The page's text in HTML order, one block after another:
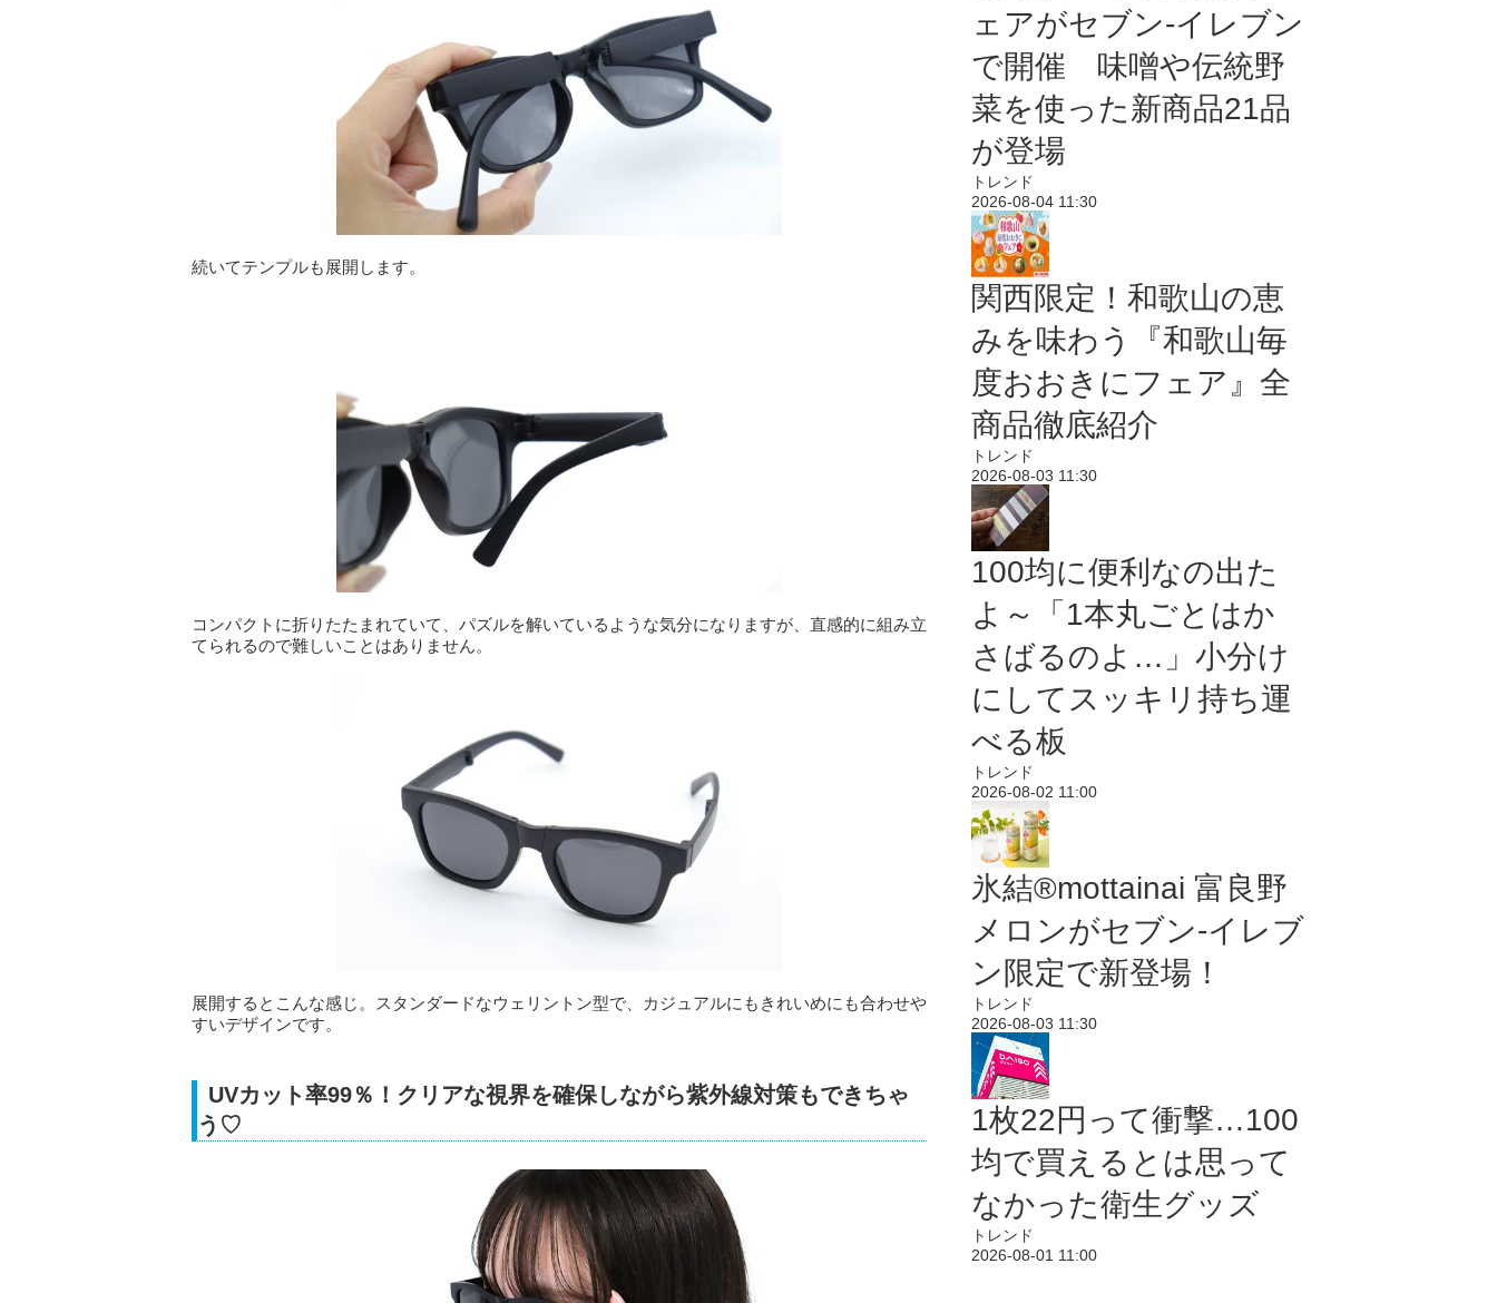
続いてテンプルも展開します。
コンパクトに折りたたまれていて、パズルを解いているような気分になりますが、直感的に組み立
てられるので難しいことはありません。
展開するとこんな感じ。スタンダードなウェリントン型で、カジュアルにもきれいめにも合わせや
すいデザインです。
UVカット率99％！クリアな視界を確保しながら紫外線対策もできちゃ
う♡
ェアがセブン-イレブン
で開催 味噌や伝統野
菜を使った新商品21品
が登場
トレンド
2026-08-04 11:30
関西限定！和歌山の恵
みを味わう『和歌山毎
度おおきにフェア』全
商品徹底紹介
トレンド
2026-08-03 11:30
100均に便利なの出た
よ～「1本丸ごとはか
さばるのよ…」小分け
にしてスッキリ持ち運
べる板
トレンド
2026-08-02 11:00
氷結®mottainai 富良野
メロンがセブン‐イレブ
ン限定で新登場！
トレンド
2026-08-03 11:30
1枚22円って衝撃…100
均で買えるとは思って
なかった衛生グッズ
トレンド
2026-08-01 11:00